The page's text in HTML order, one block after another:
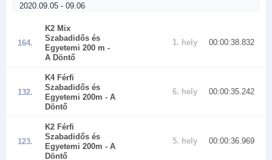
2020.09.05 - 09.06
164.
K2 Mix
Szabadidős és
Egyetemi 200 m -
A Döntő
1. hely 00:00:38.832
132.
K4 Férfi
Szabadidős és
Egyetemi 200m - A
Döntő
6. hely 00:00:35.242
123.
K2 Férfi
Szabadidős és
Egyetemi 200m - A
Döntő
5. hely 00:00:36.969